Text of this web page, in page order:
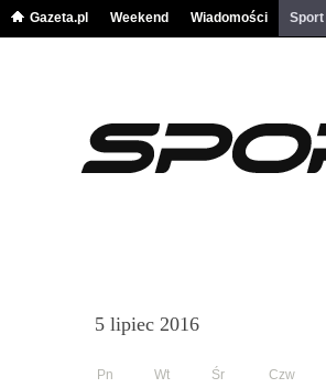
Gazeta.pl Weekend Wiadomości Sport
5 lipiec 2016
Pn Wt Śr Czw